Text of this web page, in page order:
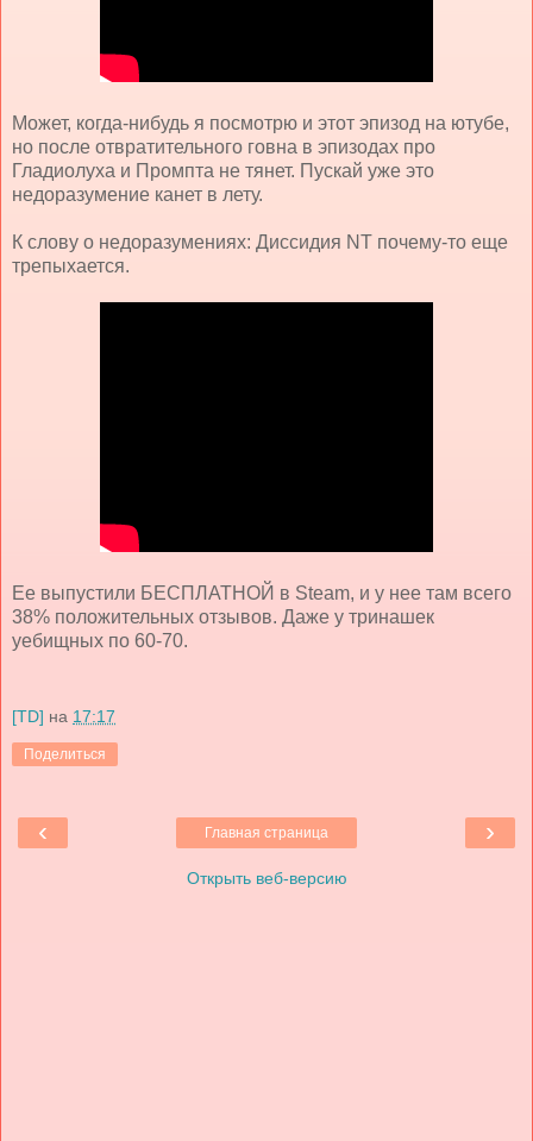
Может, когда-нибудь я посмотрю и этот эпизод на ютубе,
но после отвратительного говна в эпизодах про
Гладиолуха и Промпта не тянет. Пускай уже это
недоразумение канет в лету.
К слову о недоразумениях: Диссидия NT почему-то еще
трепыхается.
Ее выпустили БЕСПЛАТНОЙ в Steam, и у нее там всего
38% положительных отзывов. Даже у тринашек
уебищных по 60-70.
[TD] на 17:17
Поделиться
‹ ›
Главная страница
Открыть веб-версию